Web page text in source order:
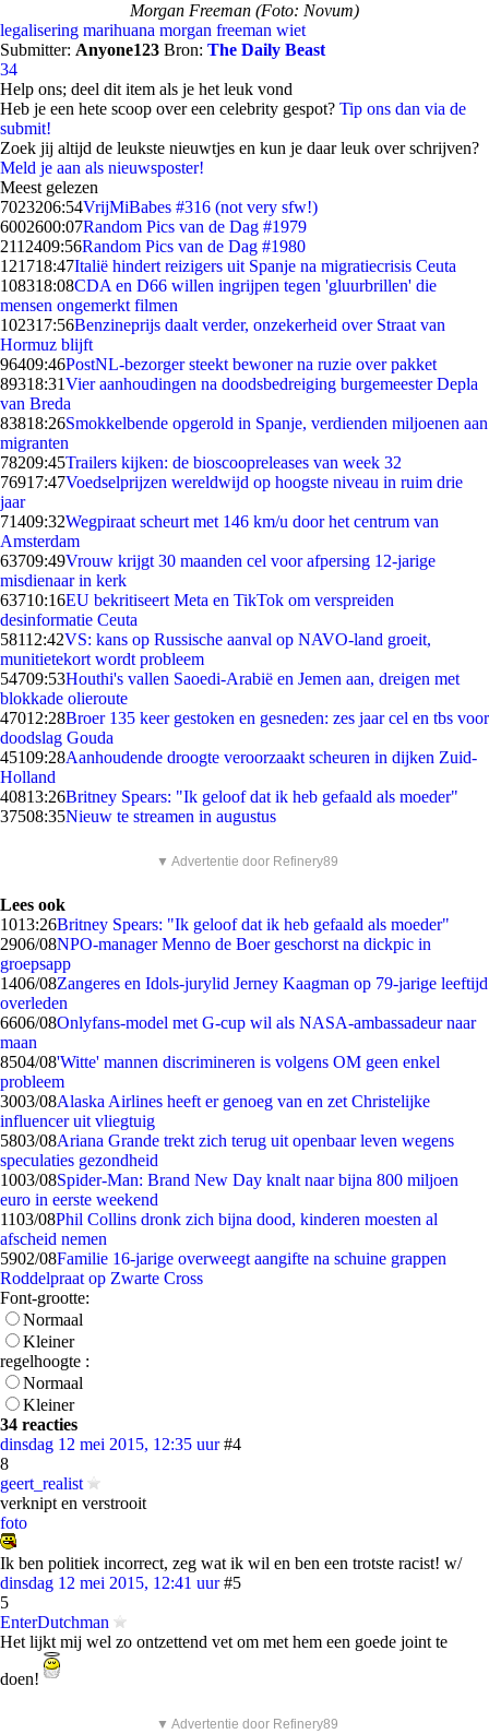
Morgan Freeman (Foto: Novum)
legalisering marihuana morgan freeman wiet
Submitter: Anyone123 Bron: The Daily Beast
34
Help ons; deel dit item als je het leuk vond
Heb je een hete scoop over een celebrity gespot? Tip ons dan via de
submit!
Zoek jij altijd de leukste nieuwtjes en kun je daar leuk over schrijven?
Meld je aan als nieuwsposter!
Meest gelezen
7023206:54VrijMiBabes #316 (not very sfw!)
6002600:07Random Pics van de Dag #1979
2112409:56Random Pics van de Dag #1980
121718:47Italië hindert reizigers uit Spanje na migratiecrisis Ceuta
108318:08CDA en D66 willen ingrijpen tegen 'gluurbrillen' die
mensen ongemerkt filmen
102317:56Benzineprijs daalt verder, onzekerheid over Straat van
Hormuz blijft
96409:46PostNL-bezorger steekt bewoner na ruzie over pakket
89318:31Vier aanhoudingen na doodsbedreiging burgemeester Depla
van Breda
83818:26Smokkelbende opgerold in Spanje, verdienden miljoenen aan
migranten
78209:45Trailers kijken: de bioscoopreleases van week 32
76917:47Voedselprijzen wereldwijd op hoogste niveau in ruim drie
jaar
71409:32Wegpiraat scheurt met 146 km/u door het centrum van
Amsterdam
63709:49Vrouw krijgt 30 maanden cel voor afpersing 12-jarige
misdienaar in kerk
63710:16EU bekritiseert Meta en TikTok om verspreiden
desinformatie Ceuta
58112:42VS: kans op Russische aanval op NAVO-land groeit,
munitietekort wordt probleem
54709:53Houthi's vallen Saoedi-Arabië en Jemen aan, dreigen met
blokkade olieroute
47012:28Broer 135 keer gestoken en gesneden: zes jaar cel en tbs voor
doodslag Gouda
45109:28Aanhoudende droogte veroorzaakt scheuren in dijken Zuid-
Holland
40813:26Britney Spears: "Ik geloof dat ik heb gefaald als moeder"
37508:35Nieuw te streamen in augustus
▼ Advertentie door Refinery89
Lees ook
1013:26Britney Spears: "Ik geloof dat ik heb gefaald als moeder"
2906/08NPO-manager Menno de Boer geschorst na dickpic in
groepsapp
1406/08Zangeres en Idols-jurylid Jerney Kaagman op 79-jarige leeftijd
overleden
6606/08Onlyfans-model met G-cup wil als NASA-ambassadeur naar
maan
8504/08'Witte' mannen discrimineren is volgens OM geen enkel
probleem
3003/08Alaska Airlines heeft er genoeg van en zet Christelijke
influencer uit vliegtuig
5803/08Ariana Grande trekt zich terug uit openbaar leven wegens
speculaties gezondheid
1003/08Spider-Man: Brand New Day knalt naar bijna 800 miljoen
euro in eerste weekend
1103/08Phil Collins dronk zich bijna dood, kinderen moesten al
afscheid nemen
5902/08Familie 16-jarige overweegt aangifte na schuine grappen
Roddelpraat op Zwarte Cross
Font-grootte:
Normaal
Kleiner
regelhoogte :
Normaal
Kleiner
34 reacties
dinsdag 12 mei 2015, 12:35 uur #4
8
geert_realist
verknipt en verstrooit
foto
Ik ben politiek incorrect, zeg wat ik wil en ben een trotste racist! w/
dinsdag 12 mei 2015, 12:41 uur #5
5
EnterDutchman
Het lijkt mij wel zo ontzettend vet om met hem een goede joint te
doen!
▼ Advertentie door Refinery89